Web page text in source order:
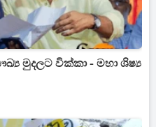
මුදලට වික්කා - මහා ශිෂ්‍ය